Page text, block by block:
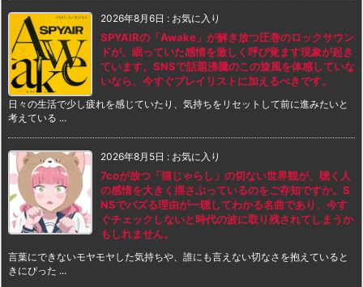
2026年8月6日 : お気に入り
SPYAIRの「Awake」が解き放つ圧巻のロックサウン
ドが、眠っていた感情を激しく呼び覚ます現象が起き
ています。SNSで話題沸騰のこの旋風を体感していな
いなら、今すぐプレイリストに加えるべきです。
日々の生活で少し疲れを感じていたり、気持ちをリセットして前に進みたいと
考えている ...
2026年8月5日 : お気に入り
7coが放つ「猫じゃらし」の切ない世界観が、聴く人
の感情を大きく揺さぶっているのをご存知ですか。S
NSでバズる理由が一聴してわかる名曲であり、今す
ぐチェックしないと時代の波に取り残されてしまうか
もしれません。
言葉にできないモヤモヤした気持ちや、誰にも言えない切なさを抱えていると
きにぴった ...